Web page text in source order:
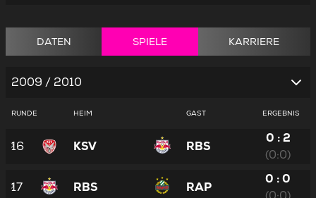
DATEN SPIELE KARRIERE
2009 / 2010
RUNDE HEIM GAST ERGEBNIS
16 KSV RBS
0 : 2
(0:0)
17 RBS RAP
0 : 0